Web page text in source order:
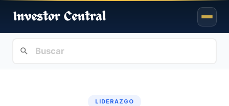
LIDERAZGO